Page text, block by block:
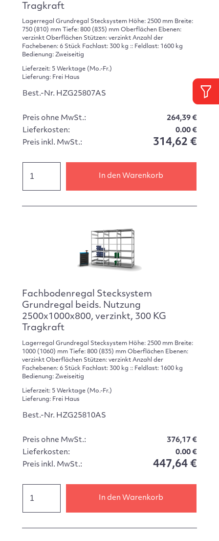
Tragkraft
Lagerregal Grundregal Stecksystem Höhe: 2500 mm Breite:
750 (810) mm Tiefe: 800 (835) mm Oberflächen Ebenen:
verzinkt Oberflächen Stützen: verzinkt Anzahl der
Fachebenen: 6 Stück Fachlast: 300 kg :: Feldlast: 1600 kg
Bedienung: Zweiseitig
Lieferzeit: 5 Werktage (Mo.-Fr.)
Lieferung: Frei Haus
Best.-Nr. HZG25807AS
Preis ohne MwSt.:
264,39 €
Lieferkosten:
0.00 €
Preis inkl. MwSt.:
314,62 €
In den Warenkorb
Fachbodenregal Stecksystem
Grundregal beids. Nutzung
2500x1000x800, verzinkt, 300 KG
Tragkraft
Lagerregal Grundregal Stecksystem Höhe: 2500 mm Breite:
1000 (1060) mm Tiefe: 800 (835) mm Oberflächen Ebenen:
verzinkt Oberflächen Stützen: verzinkt Anzahl der
Fachebenen: 6 Stück Fachlast: 300 kg :: Feldlast: 1600 kg
Bedienung: Zweiseitig
Lieferzeit: 5 Werktage (Mo.-Fr.)
Lieferung: Frei Haus
Best.-Nr. HZG25810AS
Preis ohne MwSt.:
376,17 €
Lieferkosten:
0.00 €
Preis inkl. MwSt.:
447,64 €
In den Warenkorb